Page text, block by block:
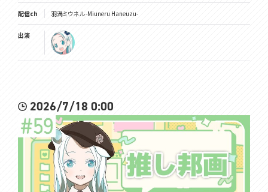
配信ch 羽渦ミウネル -Miuneru Haneuzu-
出演
2026/7/18 0:00